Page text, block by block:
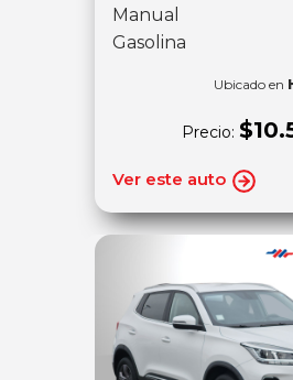
Manual
Gasolina
Ubicado en
Precio:
Ver este auto